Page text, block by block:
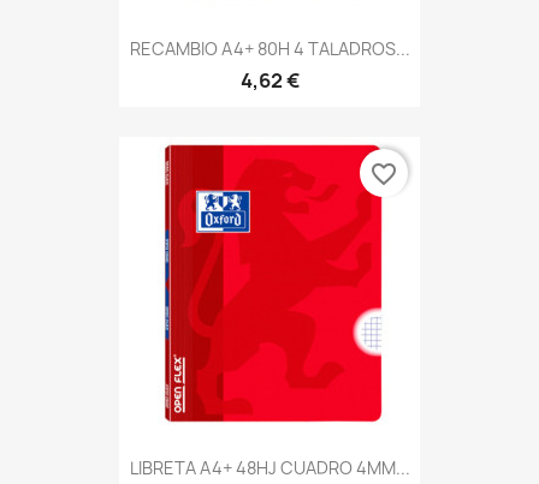
RECAMBIO A4+ 80H 4 TALADROS...
4,62 €
LIBRETA A4+ 48HJ CUADRO 4MM...
favorite_border